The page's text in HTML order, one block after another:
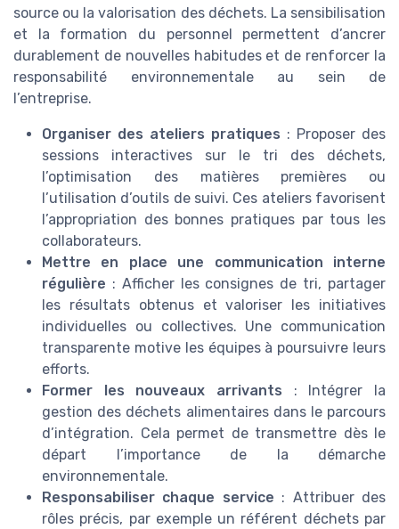
source ou la valorisation des déchets. La sensibilisation
et la formation du personnel permettent d’ancrer
durablement de nouvelles habitudes et de renforcer la
responsabilité environnementale au sein de
l’entreprise.
Organiser des ateliers pratiques : Proposer des
sessions interactives sur le tri des déchets,
l’optimisation des matières premières ou
l’utilisation d’outils de suivi. Ces ateliers favorisent
l’appropriation des bonnes pratiques par tous les
collaborateurs.
Mettre en place une communication interne
régulière : Afficher les consignes de tri, partager
les résultats obtenus et valoriser les initiatives
individuelles ou collectives. Une communication
transparente motive les équipes à poursuivre leurs
efforts.
Former les nouveaux arrivants : Intégrer la
gestion des déchets alimentaires dans le parcours
d’intégration. Cela permet de transmettre dès le
départ l’importance de la démarche
environnementale.
Responsabiliser chaque service : Attribuer des
rôles précis, par exemple un référent déchets par